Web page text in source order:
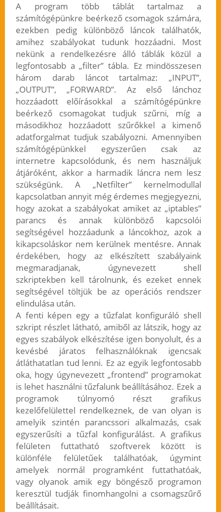
A program több táblát tartalmaz a
számítógépünkre beérkező csomagok számára,
ezekben pedig különböző láncok találhatók,
amihez szabályokat tudunk hozzáadni. Most
nekünk a rendelkezésre álló táblák közül a
legfontosabb a „filter” tábla. Ez mindösszesen
három darab láncot tartalmaz: „INPUT”,
„OUTPUT”, „FORWARD”. Az első lánchoz
hozzáadott előírásokkal a számítógépünkre
beérkező csomagokat tudjuk szűrni, míg a
másodikhoz hozzáadott szűrőkkel a kimenő
adatforgalmat tudjuk szabályozni. Amennyiben
számítógépünkkel egyszerűen csak az
internetre kapcsolódunk, és nem használjuk
átjáróként, akkor a harmadik láncra nem lesz
szükségünk. A „Netfilter” kernelmodullal
kapcsolatban annyit még érdemes megjegyezni,
hogy azokat a szabályokat amiket az „iptables”
parancs és annak különböző kapcsolói
segítségével hozzáadunk a láncokhoz, azok a
kikapcsoláskor nem kerülnek mentésre. Annak
érdekében, hogy az elkészített szabályaink
megmaradjanak, úgynevezett shell
szkriptekben kell tárolnunk, és ezeket ennek
segítségével töltjük be az operációs rendszer
elindulása után.
A fenti képen egy a tűzfalat konfiguráló shell
szkript részlet látható, amiből az látszik, hogy az
egyes szabályok elkészítése igen bonyolult, és a
kevésbé járatos felhasználóknak igencsak
átláthatatlan tud lenni. Ez az egyik legfontosabb
oka, hogy úgynevezett „frontend” programokat
is lehet használni tűzfalunk beállításához. Ezek a
programok túlnyomó részt grafikus
kezelőfelülettel rendelkeznek, de van olyan is
amelyik szintén parancssori alkalmazás, csak
egyszerűsíti a tűzfal konfigurálást. A grafikus
felületen futtatható szoftverek között is
különféle felületűek találhatóak, úgymint
amelyek normál programként futtathatóak,
vagy olyanok amik egy böngésző programon
keresztül tudják finomhangolni a csomagszűrő
beállításait.